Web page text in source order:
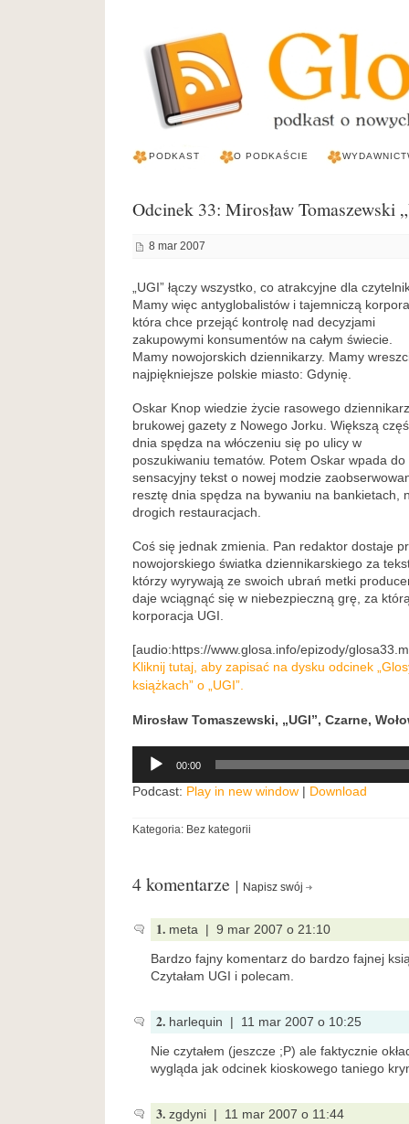
PODKAST O PODKAŚCIE
Odcinek 33: Mirosław Tomaszewski
8 mar 2007
„UGI” łączy wszystko, co atrakcyjne dla
Mamy więc antyglobalistów i tajemniczą
która chce przejąć kontrolę nad decyzjami
zakupowymi konsumentów na całym świecie.
Mamy nowojorskich dziennikarzy. Mamy
najpiękniejsze polskie miasto: Gdynię.
Oskar Knop wiedzie życie rasowego
brukowej gazety z Nowego Jorku. Większą
dnia spędza na włóczeniu się po ulicy w
poszukiwaniu tematów. Potem Oskar wpada
sensacyjny tekst o nowej modzie
resztę dnia spędza na bywaniu na bankietach,
drogich restauracjach.
Coś się jednak zmienia. Pan redaktor dostaje
nowojorskiego światka dziennikarskiego za
którzy wyrywają ze swoich ubrań metki
daje wciągnąć się w niebezpieczną grę, za
korporacja UGI.
[audio:https://www.glosa.info/epizody/
Kliknij tutaj, aby zapisać na dysku odcinek
książkach” o „UGI”.
Mirosław Tomaszewski, „UGI”, Czarne,
Odtwarzacz
plików
dźwiękowych
00:00
Podcast: Play in new window Download
Kategoria: Bez kategorii
4 komentarze Napisz swój
1. meta | 9 mar 2007 o 21:10
Bardzo fajny komentarz do bardzo fajnej
Czytałam UGI i polecam.
2. harlequin | 11 mar 2007 o 10:25
Nie czytałem (jeszcze ;P) ale faktycznie
wygląda jak odcinek kioskowego taniego
3. zgdyni | 11 mar 2007 o 11:44